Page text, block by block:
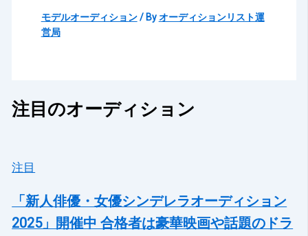
モデルオーディション/ Byオーディションリスト運
営局
注目のオーディション
注目
「新人俳優・女優シンデレラオーディション
2025」開催中 合格者は豪華映画や話題のドラ